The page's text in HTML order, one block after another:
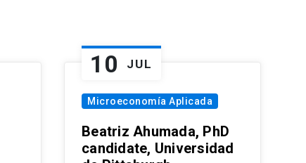
10 JUL
Microeconomía Aplicada
Beatriz Ahumada, PhD
candidate, Universidad